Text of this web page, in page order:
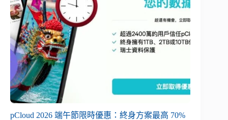
pCloud 2026 端午節限時優惠：終身方案最高 70%